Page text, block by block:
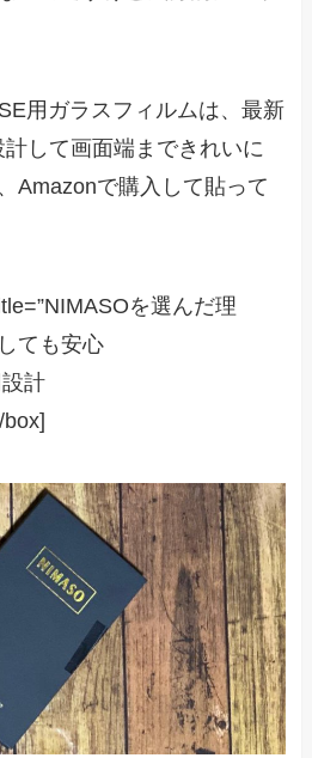
用ガラスフィルムは、最新
して画面端まできれいに
Amazonで購入して貼って
を選んだ理
ても安心
計